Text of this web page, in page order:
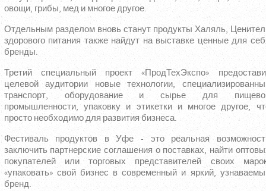
овощи, грибы, мед и многое другое.
Отдельным разделом вновь станут продукты Халяль,
здорового питания также найдут на выставке ценные для
бренды.
Третий специальный проект «ПродТехЭкспо»
целевой аудитории новые технологии,
транспорт, оборудование и сырье для
промышленности, упаковку и этикетки и многое другое,
просто необходимо для развития бизнеса.
Фестиваль продуктов в Уфе - это реальная
заключить партнерские соглашения о поставках, найти
покупателей или торговых представителей своих
«упаковать» свой бизнес в современный и яркий,
бренд.